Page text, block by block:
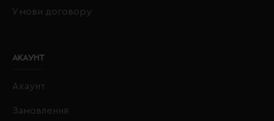
Умови договору
АКАУНТ
Акаунт
Замовлення